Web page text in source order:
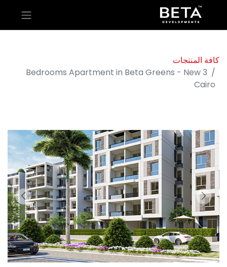
كافة المنتجات
3 Bedrooms Apartment in Beta Greens - New
Cairo